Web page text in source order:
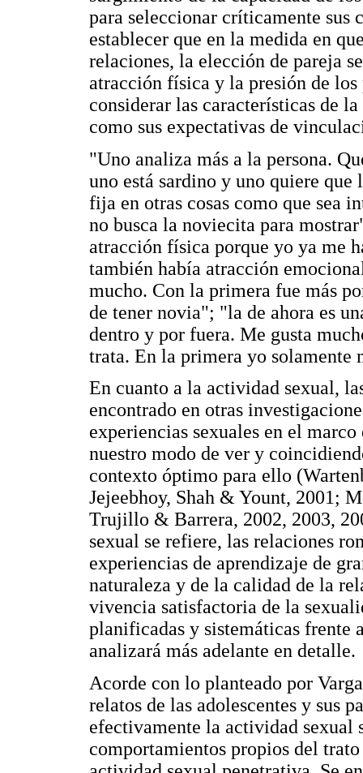
para seleccionar críticamente sus
establecer que en la medida en
relaciones, la elección de pareja
atracción física y la presión de los
considerar las características de
como sus expectativas de
"Uno analiza más a la persona.
uno está sardino y uno quiere que
fija en otras cosas como que sea
no busca la noviecita para
atracción física porque yo ya me
también había atracción
mucho. Con la primera fue más
de tener novia"; "la de ahora es
dentro y por fuera. Me gusta
trata. En la primera yo
En cuanto a la actividad sexual,
encontrado en otras
experiencias sexuales en el
nuestro modo de ver y
contexto óptimo para ello
Jejeebhoy, Shah & Yount, 2001;
Trujillo & Barrera, 2002, 2003,
sexual se refiere, las relaciones
experiencias de aprendizaje de
naturaleza y de la calidad de la
vivencia satisfactoria de la
planificadas y sistemáticas frente
analizará más adelante en detalle.
Acorde con lo planteado por
relatos de las adolescentes y sus
efectivamente la actividad sexual
comportamientos propios del